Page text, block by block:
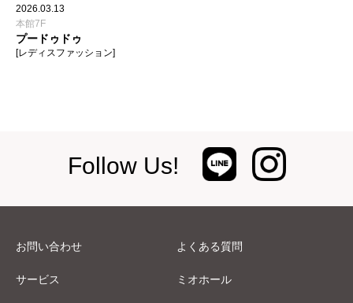
2026.03.13
本館7F
プードゥドゥ
[レディスファッション]
Follow Us!
お問い合わせ よくある質問
サービス ミオホール